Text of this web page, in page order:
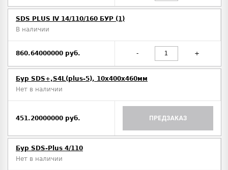
SDS PLUS IV 14/110/160 БУР (1)
В наличии
860.64000000 руб. - +
Бур SDS+,S4L(plus-5), 10х400x460мм
Нет в наличии
451.20000000 руб. ПРЕДЗАКАЗ
Бур SDS-Plus 4/110
Нет в наличии